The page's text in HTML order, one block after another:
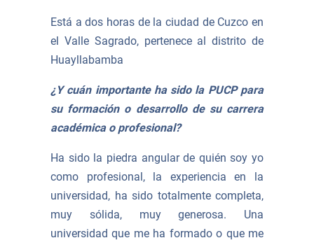
Está a dos horas de la ciudad de Cuzco en
el Valle Sagrado, pertenece al distrito de
Huayllabamba
¿Y cuán importante ha sido la PUCP para
su formación o desarrollo de su carrera
académica o profesional?
Ha sido la piedra angular de quién soy yo
como profesional, la experiencia en la
universidad, ha sido totalmente completa,
muy sólida, muy generosa. Una
universidad que me ha formado o que me